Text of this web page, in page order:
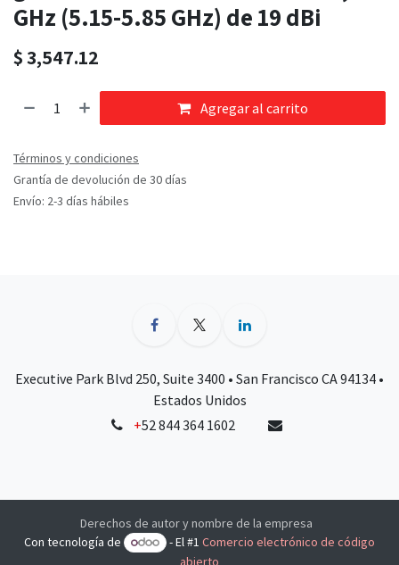
GHz (5.15-5.85 GHz) de 19 dBi
$3,547.12
Agregar al carrito
Términos y condiciones
Grantía de devolución de 30 días
Envío: 2-3 días hábiles
Executive Park Blvd 250, Suite 3400 • San Francisco CA 94134 •
Estados Unidos
+52 844 364 1602
Derechos de autor y nombre de la empresa
Con tecnología de
- El #1Comercio electrónico de código
abierto